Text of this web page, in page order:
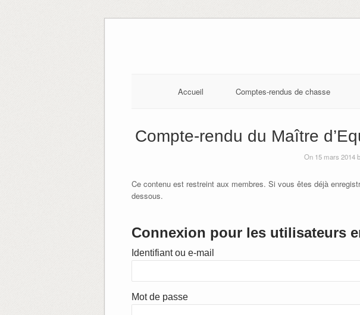
Accueil Comptes-rendus de chasse
Compte-rendu du Maître
On 15 mars 2014
Ce contenu est restreint aux membres. Si vous êtes déjà
dessous.
Connexion pour les utilisateurs
Identifiant ou e-mail
Mot de passe